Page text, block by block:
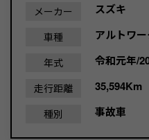
メーカー スズキ
車種 アルトワ
年式 令和元年/
走行距離 35,594Km
種別 事故車